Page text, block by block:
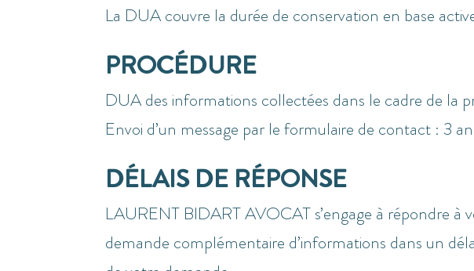
La DUA couvre la durée de conservation en base
PROCÉDURE
DUA des informations collectées dans le cadre de la
Envoi d’un message par le formulaire de contact : 3
DÉLAIS DE RÉPONSE
LAURENT BIDART AVOCAT s’engage à répondre à
demande complémentaire d’informations dans un